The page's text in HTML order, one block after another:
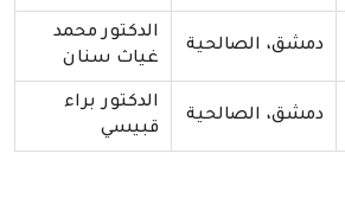
دمشق، الصالحية
الدكتور محمد
غياث سنان
دمشق، الصالحية
الدكتور براء
قبيسي